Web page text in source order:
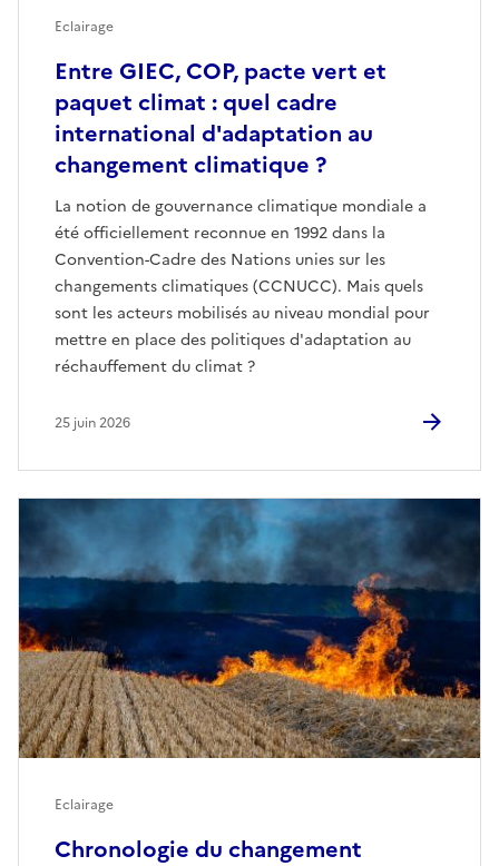
Entre GIEC, COP, pacte vert et
paquet climat : quel cadre
international d'adaptation au
changement climatique ?
La notion de gouvernance climatique mondiale a
été officiellement reconnue en 1992 dans la
Convention-Cadre des Nations unies sur les
changements climatiques (CCNUCC). Mais quels
sont les acteurs mobilisés au niveau mondial pour
mettre en place des politiques d'adaptation au
réchauffement du climat ?
Eclairage
25 juin 2026
Chronologie du changement
Eclairage